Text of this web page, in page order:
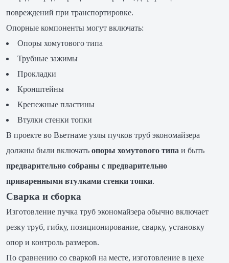
повреждений при транспортировке.
Опорные компоненты могут включать:
Опоры хомутового типа
Трубные зажимы
Прокладки
Кронштейны
Крепежные пластины
Втулки стенки топки
В проекте во Вьетнаме узлы пучков труб экономайзера
должны были включать опоры хомутового типа и быть
предварительно собраны с предварительно
приваренными втулками стенки топки.
Сварка и сборка
Изготовление пучка труб экономайзера обычно включает
резку труб, гибку, позиционирование, сварку, установку
опор и контроль размеров.
По сравнению со сваркой на месте, изготовление в цехе